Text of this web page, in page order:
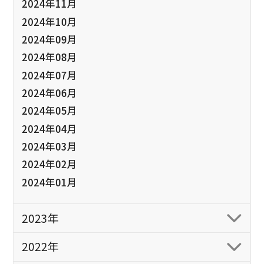
2024年11月
2024年10月
2024年09月
2024年08月
2024年07月
2024年06月
2024年05月
2024年04月
2024年03月
2024年02月
2024年01月
2023年
2022年